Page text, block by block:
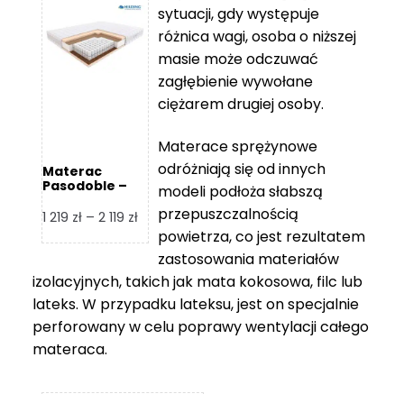
2
459 zł
Materac
Pasodoble –
1 219 zł – 2 119 złZakres
cen:
1
219 zł
do
sytuacji, gdy występuje
różnica wagi, osoba o niższej
masie może odczuwać
zagłębienie wywołane
ciężarem drugiej osoby.
Materace sprężynowe
odróżniają się od innych
modeli podłoża słabszą
przepuszczalnością
powietrza, co jest rezultatem
zastosowania materiałów
izolacyjnych, takich jak mata kokosowa, filc lub
lateks. W przypadku lateksu, jest on specjalnie
perforowany w celu poprawy wentylacji całego
materaca.